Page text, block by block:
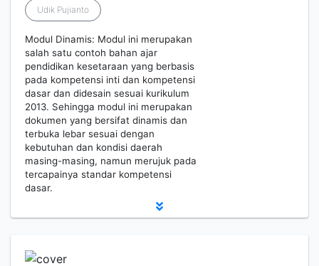
Udik Pujianto
Modul Dinamis: Modul ini merupakan
salah satu contoh bahan ajar
pendidikan kesetaraan yang berbasis
pada kompetensi inti dan kompetensi
dasar dan didesain sesuai kurikulum
2013. Sehingga modul ini merupakan
dokumen yang bersifat dinamis dan
terbuka lebar sesuai dengan
kebutuhan dan kondisi daerah
masing-masing, namun merujuk pada
tercapainya standar kompetensi
dasar.